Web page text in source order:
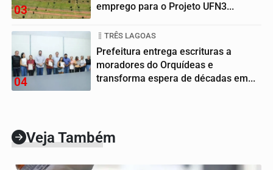
03
emprego para o Projeto UFN3...
04
TRÊS LAGOAS
Prefeitura entrega escrituras a
moradores do Orquídeas e
transforma espera de décadas em...
Veja Também